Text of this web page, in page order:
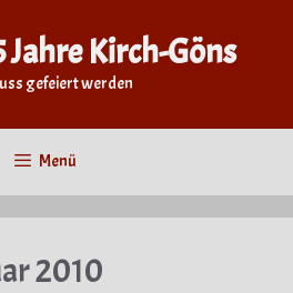
Jahre Kirch-Göns
gefeiert werden
Menü
2010